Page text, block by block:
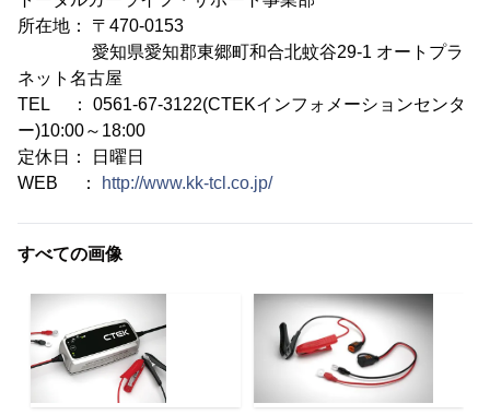
所在地： 〒470-0153
愛知県愛知郡東郷町和合北蚊谷29-1 オートプラ
ネット名古屋
TEL ： 0561-67-3122(CTEKインフォメーションセンタ
ー)10:00～18:00
定休日： 日曜日
WEB ：
http://www.kk-tcl.co.jp/
すべての画像